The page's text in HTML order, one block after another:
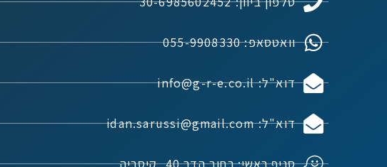
וואטסאפ: 055-9908330
דוא"ל: info@g-r-e.co.il
דוא"ל: idan.sarussi@gmail.com